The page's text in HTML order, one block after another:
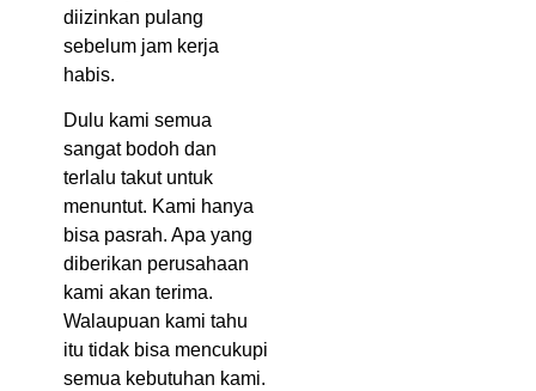
diizinkan pulang
sebelum jam kerja
habis.
Dulu kami semua
sangat bodoh dan
terlalu takut untuk
menuntut. Kami hanya
bisa pasrah. Apa yang
diberikan perusahaan
kami akan terima.
Walaupuan kami tahu
itu tidak bisa mencukupi
semua kebutuhan kami.